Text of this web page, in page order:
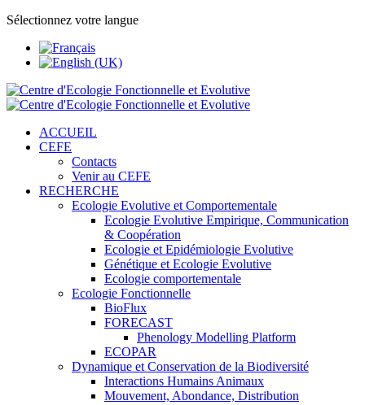
Sélectionnez votre langue
ACCUEIL
CEFE
Contacts
Venir au CEFE
RECHERCHE
Ecologie Evolutive et Comportementale
Ecologie Evolutive Empirique, Communication
& Coopération
Ecologie et Epidémiologie Evolutive
Génétique et Ecologie Evolutive
Ecologie comportementale
Ecologie Fonctionnelle
BioFlux
FORECAST
Phenology Modelling Platform
ECOPAR
Dynamique et Conservation de la Biodiversité
Interactions Humains Animaux
Mouvement, Abondance, Distribution